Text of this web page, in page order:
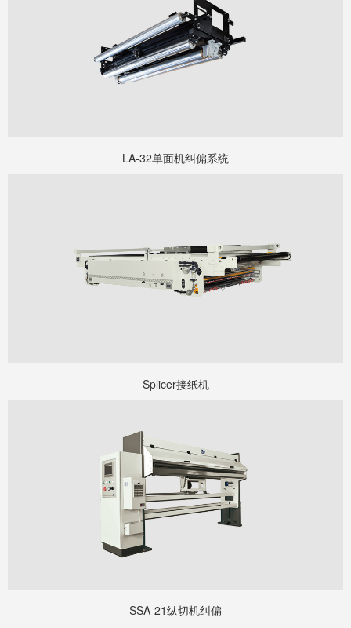
LA-32单面机纠偏系统
Splicer接纸机
SSA-21纵切机纠偏